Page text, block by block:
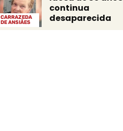
CARRAZEDA
DE ANSIÃES
continua
desaparecida